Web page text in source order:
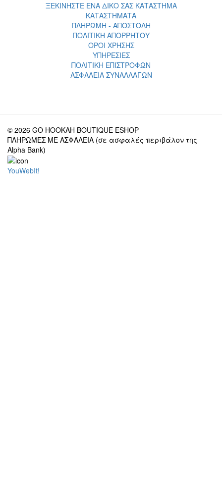
ΞΕΚΙΝΗΣΤΕ ΕΝΑ ΔΙΚΟ ΣΑΣ ΚΑΤΑΣΤΗΜΑ
ΚΑΤΑΣΤΗΜΑΤΑ
ΠΛΗΡΩΜΗ - ΑΠΟΣΤΟΛΗ
ΠΟΛΙΤΙΚΗ ΑΠΟΡΡΗΤΟΥ
ΟΡΟΙ ΧΡΗΣΗΣ
ΥΠΗΡΕΣΙΕΣ
ΠΟΛΙΤΙΚΗ ΕΠΙΣΤΡΟΦΩΝ
ΑΣΦΑΛΕΙΑ ΣΥΝΑΛΛΑΓΩΝ
© 2026 GO HOOKAH BOUTIQUE ESHOP
ΠΛΗΡΩΜΕΣ ΜΕ ΑΣΦΑΛΕΙΑ (σε ασφαλές περιβάλον της
Alpha Bank)
YouWebIt!